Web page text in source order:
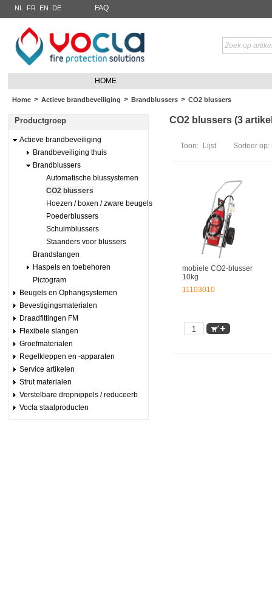
NL FR EN DE FAQ
HOME
Home > Actieve brandbeveiliging > Brandblussers > CO2 blussers
Productgroep
Actieve brandbeveiliging
Brandbeveiliging thuis
Brandblussers
Automatische blussystemen
CO2 blussers
Hoezen / boxen / zware beugels
Poederblussers
Schuimblussers
Staanders voor blussers
Brandslangen
Haspels en toebehoren
Pictogram
Beugels en Ophangsystemen
Bevestigingsmaterialen
Draadfittingen FM
Flexibele slangen
Groefmaterialen
Regelkleppen en -apparaten
Service artikelen
Strut materialen
Verstelbare dropnippels / reduceerb
Vocla staalproducten
CO2 blussers (3
Toon: Lijst Sorteer op:
mobiele CO2-blusser
10kg
11103010